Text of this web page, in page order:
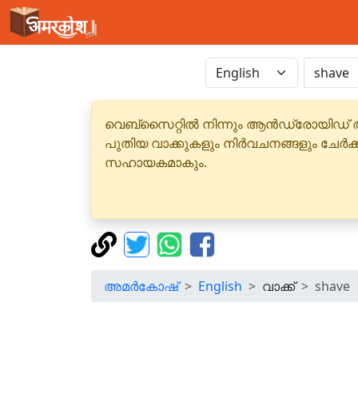
വെബ്‌സൈറ്റിൽ നിന്നും ആൻഡ്രോയിഡ്
പുതിയ വാക്കുകളും നിർവചനങ്ങളും
സഹായകമാകും.
അമർകോഷ് English വാക്ക് shave